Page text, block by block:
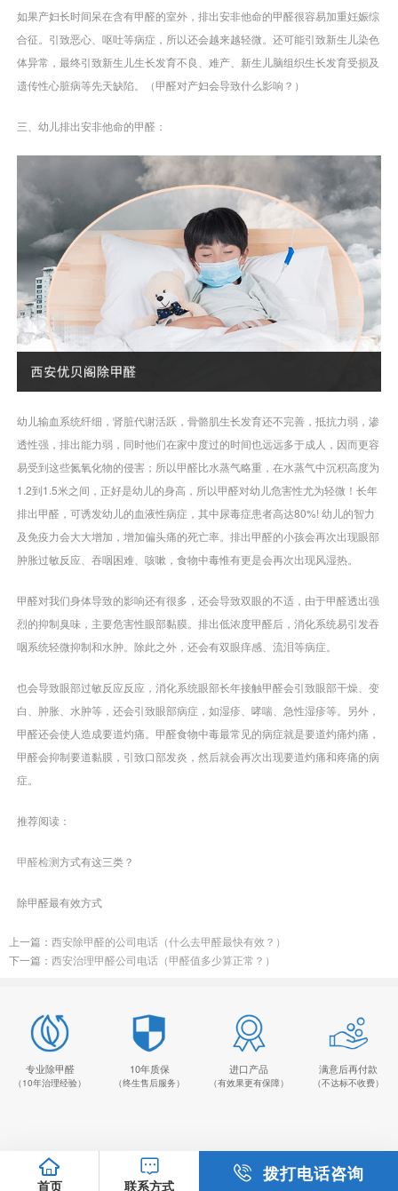
如果产妇长时间呆在含有甲醛的室外，排出安非他命的甲醛很容易加重妊娠综
合征。引致恶心、呕吐等病症，所以还会越来越轻微。还可能引致新生儿染色
体异常，最终引致新生儿生长发育不良、难产、新生儿脑组织生长发育受损及
遗传性心脏病等先天缺陷。（甲醛对产妇会导致什么影响？）
三、幼儿排出安非他命的甲醛：
幼儿输血系统纤细，肾脏代谢活跃，骨骼肌生长发育还不完善，抵抗力弱，渗
透性强，排出能力弱，同时他们在家中度过的时间也远远多于成人，因而更容
易受到这些氮氧化物的侵害；所以甲醛比水蒸气略重，在水蒸气中沉积高度为
1.2到1.5米之间，正好是幼儿的身高，所以甲醛对幼儿危害性尤为轻微！长年
排出甲醛，可诱发幼儿的血液性病症，其中尿毒症患者高达80%! 幼儿的智力
及免疫力会大大增加，增加偏头痛的死亡率。排出甲醛的小孩会再次出现眼部
肿胀过敏反应、吞咽困难、咳嗽，食物中毒惟有更是会再次出现风湿热。
甲醛对我们身体导致的影响还有很多，还会导致双眼的不适，由于甲醛透出强
烈的抑制臭味，主要危害性眼部黏膜。排出低浓度甲醛后，消化系统易引发吞
咽系统轻微抑制和水肿。除此之外，还会有双眼痒感、流泪等病症。
也会导致眼部过敏反应反应，消化系统眼部长年接触甲醛会引致眼部干燥、变
白、肿胀、水肿等，还会引致眼部病症，如湿疹、哮喘、急性湿疹等。另外，
甲醛还会使人造成要道灼痛。甲醛食物中毒最常见的病症就是要道灼痛灼痛，
甲醛会抑制要道黏膜，引致口部发炎，然后就会再次出现要道灼痛和疼痛的病
症。
推荐阅读：
甲醛检测方式有这三类？
除甲醛最有效方式
上一篇： 西安除甲醛的公司电话（什么去甲醛最快有效？）
下一篇： 西安治理甲醛公司电话（甲醛值多少算正常？）
专业除甲醛
（10年治理经验）
10年质保
（终生售后服务）
进口产品
（有效果更有保障）
满意后再付款
（不达标不收费）
首页 联系方式
拨打电话咨询